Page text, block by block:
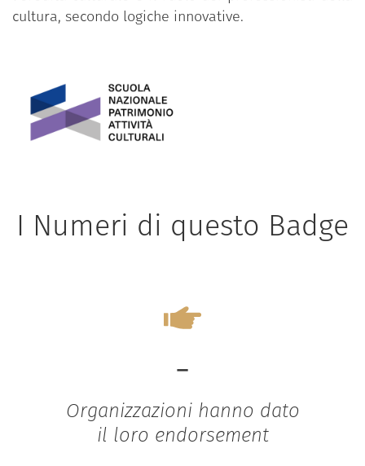
cultura, secondo logiche innovative.
I Numeri di questo Badge
-
Organizzazioni hanno dato
il loro endorsement